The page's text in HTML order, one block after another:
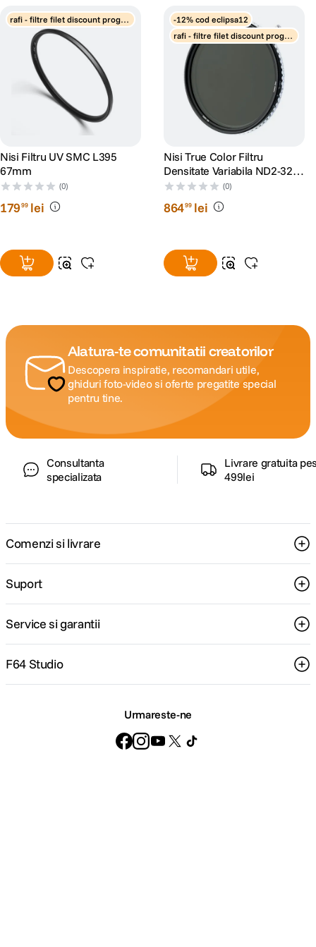
rafi - filtre filet discount progre
Nisi Filtru UV SMC L395
67mm
(0)
17999 lei
-12% cod eclipsa12
rafi - filtre filet discount progre
Nisi True Color Filtru
Densitate Variabila ND2-32
67mm
(0)
86499 lei
Alatura-te comunitatii creatorilor
Descopera inspiratie, recomandari utile,
ghiduri foto-video si oferte pregatite special
pentru tine.
Consultanta
specializata
Livrare gratuita
499lei
Comenzi si livrare
Suport
Service si garantii
F64 Studio
Urmareste-ne